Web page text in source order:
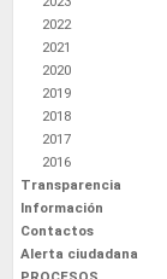
2022
2021
2020
2019
2018
2017
2016
Transparencia
Información
Contactos
Alerta ciudadana